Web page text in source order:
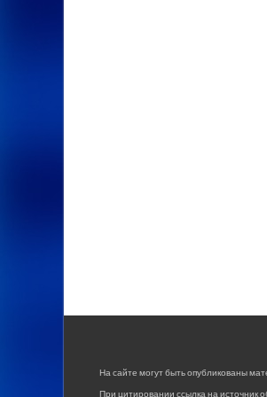
На сайте могут быть опубликованы
При цитировании ссылка на источник